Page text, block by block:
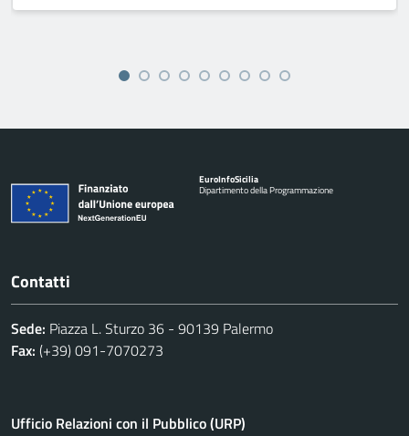
EuroInfoSicilia
Dipartimento della Programmazione
Contatti
Sede: Piazza L. Sturzo 36 - 90139 Palermo
Fax: (+39) 091-7070273
Ufficio Relazioni con il Pubblico (URP)